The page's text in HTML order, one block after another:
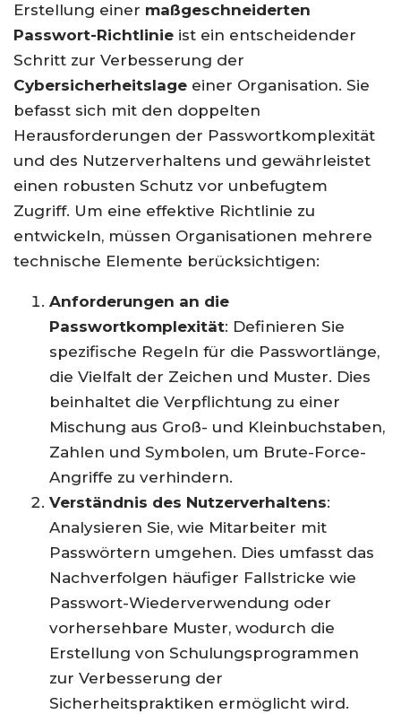
Erstellung einer maßgeschneiderten
Passwort-Richtlinie ist ein entscheidender
Schritt zur Verbesserung der
Cybersicherheitslage einer Organisation. Sie
befasst sich mit den doppelten
Herausforderungen der Passwortkomplexität
und des Nutzerverhaltens und gewährleistet
einen robusten Schutz vor unbefugtem
Zugriff. Um eine effektive Richtlinie zu
entwickeln, müssen Organisationen mehrere
technische Elemente berücksichtigen:
Anforderungen an die
Passwortkomplexität: Definieren Sie
spezifische Regeln für die Passwortlänge,
die Vielfalt der Zeichen und Muster. Dies
beinhaltet die Verpflichtung zu einer
Mischung aus Groß- und Kleinbuchstaben,
Zahlen und Symbolen, um Brute-Force-
Angriffe zu verhindern.
Verständnis des Nutzerverhaltens:
Analysieren Sie, wie Mitarbeiter mit
Passwörtern umgehen. Dies umfasst das
Nachverfolgen häufiger Fallstricke wie
Passwort-Wiederverwendung oder
vorhersehbare Muster, wodurch die
Erstellung von Schulungsprogrammen
zur Verbesserung der
Sicherheitspraktiken ermöglicht wird.